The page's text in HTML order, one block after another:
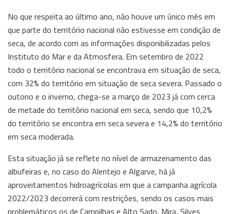
No que respeita ao último ano, não houve um único mês em
que parte do território nacional não estivesse em condição de
seca, de acordo com as informações disponibilizadas pelos
Instituto do Mar e da Atmosfera. Em setembro de 2022
todo o território nacional se encontrava em situação de seca,
com 32% do território em situação de seca severa. Passado o
outono e o inverno, chega-se a março de 2023 já com cerca
de metade do território nacional em seca, sendo que 10,2%
do território se encontra em seca severa e 14,2% do território
em seca moderada.
Esta situação já se reflete no nível de armazenamento das
albufeiras e, no caso do Alentejo e Algarve, há já
aproveitamentos hidroagrícolas em que a campanha agrícola
2022/2023 decorrerá com restrições, sendo os casos mais
problemáticos os de Campilhas e Alto Sado, Mira, Silves